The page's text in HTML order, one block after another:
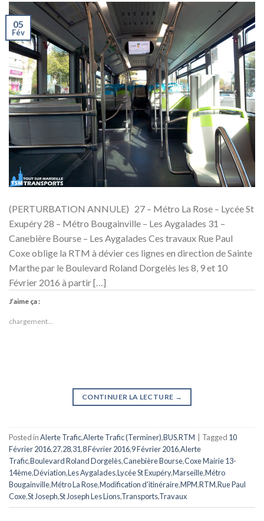
05
Fév
(PERTURBATION ANNULE) 27 – Métro La Rose – Lycée St
Exupéry 28 – Métro Bougainville – Les Aygalades 31 –
Canebière Bourse – Les Aygalades Ces travaux Rue Paul
Coxe oblige la RTM à dévier ces lignes en direction de Sainte
Marthe par le Boulevard Roland Dorgelès les 8, 9 et 10
Février 2016 à partir […]
J’aime ça :
chargement…
CONTINUER LA LECTURE →
Posted inAlerte Trafic,Alerte Trafic (Terminer),BUS,RTM Tagged 10
Février 2016,27,28,31,8 Février 2016,9 Février 2016,Alerte
Trafic,Boulevard Roland Dorgelès,Canebière Bourse,Coxe Mairie 13-
14ème,Déviation,Les Aygalades,Lycée St Exupéry,Marseille,Métro
Bougainville,Métro La Rose,Modification d'itinéraire,MPM,RTM,Rue Paul
Coxe,St Joseph,St Joseph Les Lions,Transports,Travaux